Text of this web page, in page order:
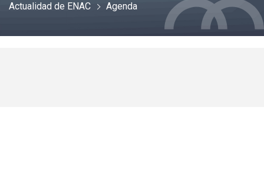
Actualidad de ENAC Agenda